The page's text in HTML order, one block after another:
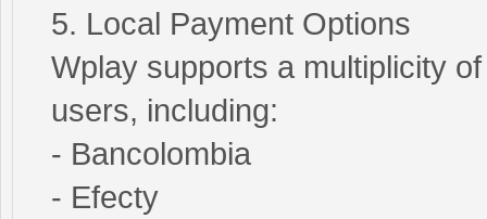
5. Local Payment Options
Wplay supports a multiplicity
users, including:
- Bancolombia
- Efecty